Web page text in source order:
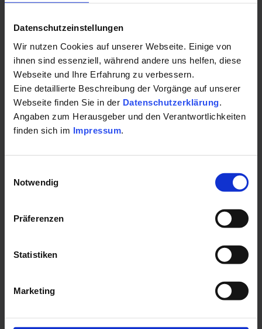
Datenschutzeinstellungen
Wir nutzen Cookies auf unserer Webseite. Einige von
ihnen sind essenziell, während andere uns helfen, diese
Webseite und Ihre Erfahrung zu verbessern.
Eine detaillierte Beschreibung der Vorgänge auf unserer
Webseite finden Sie in der Datenschutzerklärung
Angaben zum Herausgeber und den Verantwortlichkeiten
finden sich im Impressum
Notwendig
Präferenzen
Statistiken
Marketing
monatlich durch Abwechslung und Aktualität.
Entspannung:
Ein Wellnessbereich mit einem
gediegenen Ambiente lädt zum Entspannen und
Regenerieren ein, egal ob in den Saunen, im Dampfbad
oder unter dem Solarium. Der Wellnessbereich ist der Ort,
an dem der Alltag schnell in Vergessenheit gerät.
Übergewicht
Stress
Training: Rücken - Cardio - Krafttraining - Gymnastik +
Sauna: Biosauna, Dampfbad, Wellness
Urlaub:
Fitness & Sauna "Top Fit" Multisportanlagen
Auf Karte anzeigen | Route planen
Öffnungszeiten